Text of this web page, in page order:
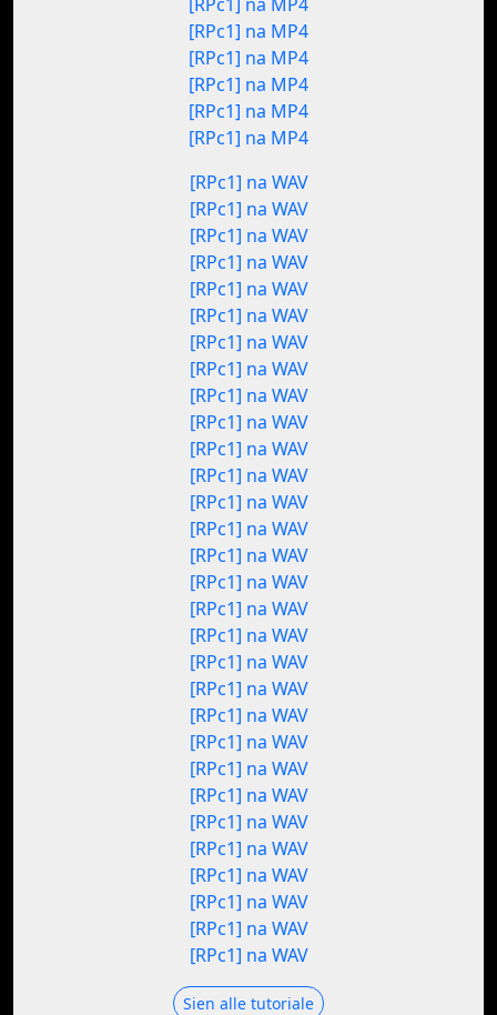
[RPc1] na MP4
[RPc1] na MP4
[RPc1] na MP4
[RPc1] na MP4
[RPc1] na MP4
[RPc1] na WAV
[RPc1] na WAV
[RPc1] na WAV
[RPc1] na WAV
[RPc1] na WAV
[RPc1] na WAV
[RPc1] na WAV
[RPc1] na WAV
[RPc1] na WAV
[RPc1] na WAV
[RPc1] na WAV
[RPc1] na WAV
[RPc1] na WAV
[RPc1] na WAV
[RPc1] na WAV
[RPc1] na WAV
[RPc1] na WAV
[RPc1] na WAV
[RPc1] na WAV
[RPc1] na WAV
[RPc1] na WAV
[RPc1] na WAV
[RPc1] na WAV
[RPc1] na WAV
[RPc1] na WAV
[RPc1] na WAV
[RPc1] na WAV
[RPc1] na WAV
[RPc1] na WAV
[RPc1] na WAV
Sien alle tutoriale